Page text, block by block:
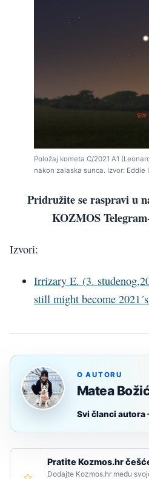
Položaj kometa C/2021 A1
nakon zalaska sunca. Izvor:
Pridružite se raspravi u
KOZMOS
Izvori:
Irrizary E. (3.
still might become
O AUTORU
Matea
Svi članci autora
Pratite Kozmos.hr
Dodajte Kozmos.hr među